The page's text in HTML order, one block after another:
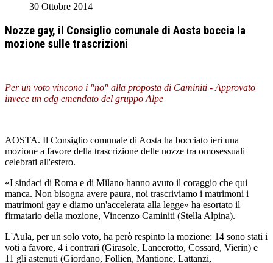
30 Ottobre 2014
Nozze gay, il Consiglio comunale di Aosta boccia la
mozione sulle trascrizioni
Per un voto vincono i "no" alla proposta di Caminiti - Approvato
invece un odg emendato del gruppo Alpe
AOSTA. Il Consiglio comunale di Aosta ha bocciato ieri una
mozione a favore della trascrizione delle nozze tra omosessuali
celebrati all'estero.
«I sindaci di Roma e di Milano hanno avuto il coraggio che qui
manca. Non bisogna avere paura, noi trascriviamo i matrimoni i
matrimoni gay e diamo un'accelerata alla legge» ha esortato il
firmatario della mozione, Vincenzo Caminiti (Stella Alpina).
L'Aula, per un solo voto, ha però respinto la mozione: 14 sono stati i
voti a favore, 4 i contrari (Girasole, Lancerotto, Cossard, Vierin) e
11 gli astenuti (Giordano, Follien, Mantione, Lattanzi,